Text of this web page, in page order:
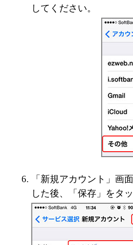
してください。
「新規アカウント」画
した後、「保存」をタ